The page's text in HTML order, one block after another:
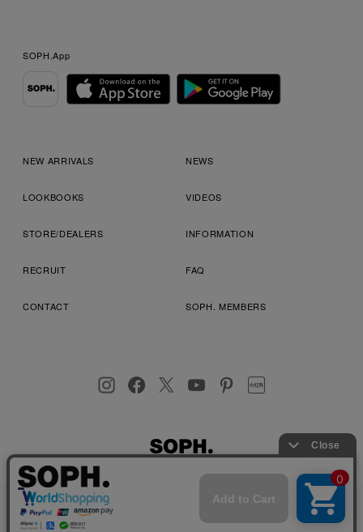
SOPH.App
NEW ARRIVALS NEWS
LOOKBOOKS VIDEOS
STORE/DEALERS INFORMATION
RECRUIT FAQ
CONTACT SOPH. MEMBERS
プライバシーポリシー
店舗受取サービス
コンビニ・営業店受取サービス
お客様により良いサービスを提供するため、cookie(クッキー)を
使用することがございます。 詳しくはプライバシーポリシーを